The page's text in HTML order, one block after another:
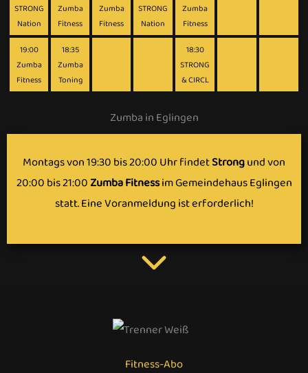
STRONG
Nation
Zumba
Fitness
Zumba
Fitness
STRONG
Nation
Zumba
Fitness
19:00
Zumba
Fitness
18:35
Zumba
Toning
18:30
STRONG
& CIRCL
Zumba in Eglingen
Montags von 19:30 bis 20:00 Uhr findetStrongund von
20:00 bis 21:00 Zumba Fitnessim Gemeindehaus Eglingen
statt. Eine Voranmeldung ist erforderlich!
Fitness-Abo